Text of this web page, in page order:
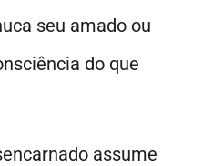
seu amado ou
do que
assume